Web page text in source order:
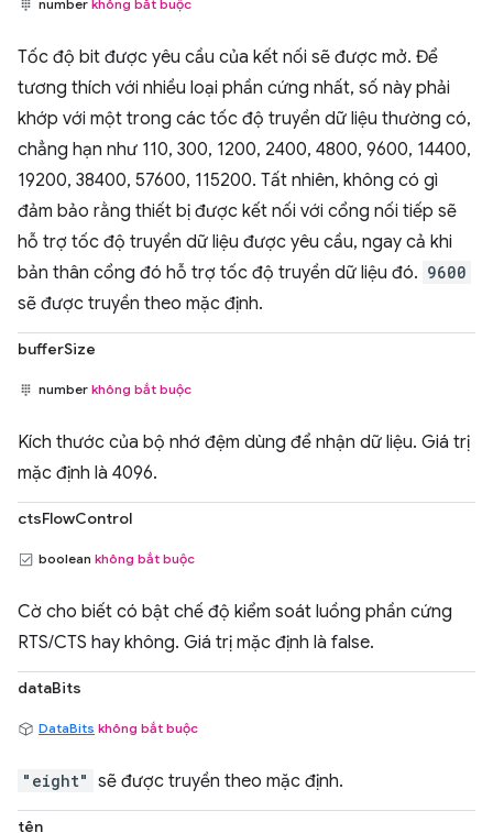
number không bắt buộc
Tốc độ bit được yêu cầu của kết nối sẽ được mở. Để
tương thích với nhiều loại phần cứng nhất, số này phải
khớp với một trong các tốc độ truyền dữ liệu thường có,
chẳng hạn như 110, 300, 1200, 2400, 4800, 9600, 14400,
19200, 38400, 57600, 115200. Tất nhiên, không có gì
đảm bảo rằng thiết bị được kết nối với cổng nối tiếp sẽ
hỗ trợ tốc độ truyền dữ liệu được yêu cầu, ngay cả khi
bản thân cổng đó hỗ trợ tốc độ truyền dữ liệu đó. 9600
sẽ được truyền theo mặc định.
bufferSize
number không bắt buộc
Kích thước của bộ nhớ đệm dùng để nhận dữ liệu. Giá trị
mặc định là 4096.
ctsFlowControl
boolean không bắt buộc
Cờ cho biết có bật chế độ kiểm soát luồng phần cứng
RTS/CTS hay không. Giá trị mặc định là false.
dataBits
DataBits không bắt buộc
"eight" sẽ được truyền theo mặc định.
tên